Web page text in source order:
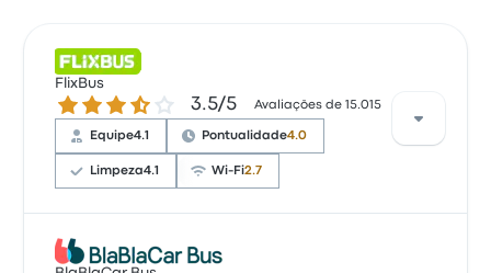
FlixBus
3.5 de 5 estrelas 3.5/5 Avaliações de 15.015
Equipe4.1 Pontualidade4.0
Limpeza4.1 Wi-Fi2.7
Com base em 15015 avaliações, a empresa tem 3.5